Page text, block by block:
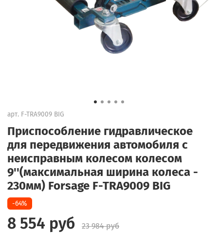
арт. F-TRA9009 BIG
Приспособление гидравлическое
для передвижения автомобиля с
неисправным колесом колесом
9''(максимальная ширина колеса -
230мм) Forsage F-TRA9009 BIG
-64%
8 554 руб
23 984 руб